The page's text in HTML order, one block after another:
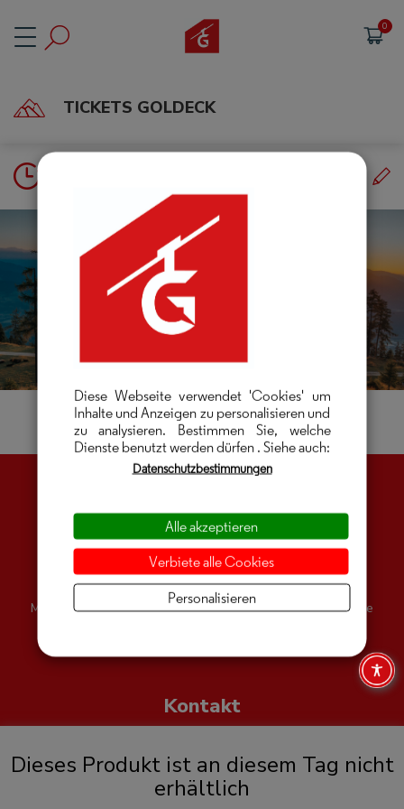
Diese Webseite verwendet 'Cookies' um
Inhalte und Anzeigen zu personalisieren und
zu analysieren. Bestimmen Sie, welche
Dienste benutzt werden dürfen . Siehe auch:
Datenschutzbestimmungen
Personalisieren
Verbiete alle Cookies
Alle akzeptieren
TICKETS GOLDECK
Dieses Produkt ist an diesem Tag nicht
erhältlich
QR-Code-Ticket
Mit dem Bestellbestätigungsmail direkt zur Zutrittskontrolle
Kontakt